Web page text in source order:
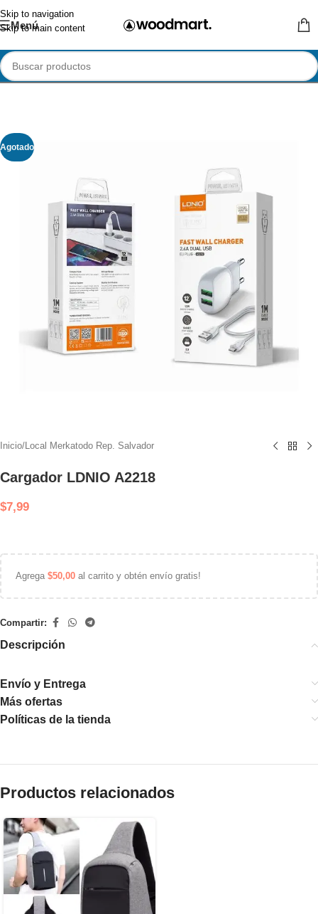
Skip to navigation
Skip to main content
Menú
Agotado
Inicio/Local Merkatodo Rep. Salvador
Cargador LDNIO A2218
$7,99
Agrega $50,00 al carrito y obtén envío gratis!
Compartir:
Descripción
Envío y Entrega
Más ofertas
Políticas de la tienda
Productos relacionados